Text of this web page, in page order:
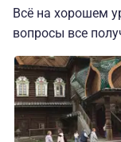
Всё на хорошем
вопросы все